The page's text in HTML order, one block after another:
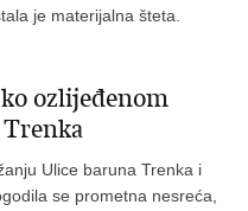
je materijalna šteta.
ozlijeđenom
Ulice baruna Trenka i
se prometna nesreća,